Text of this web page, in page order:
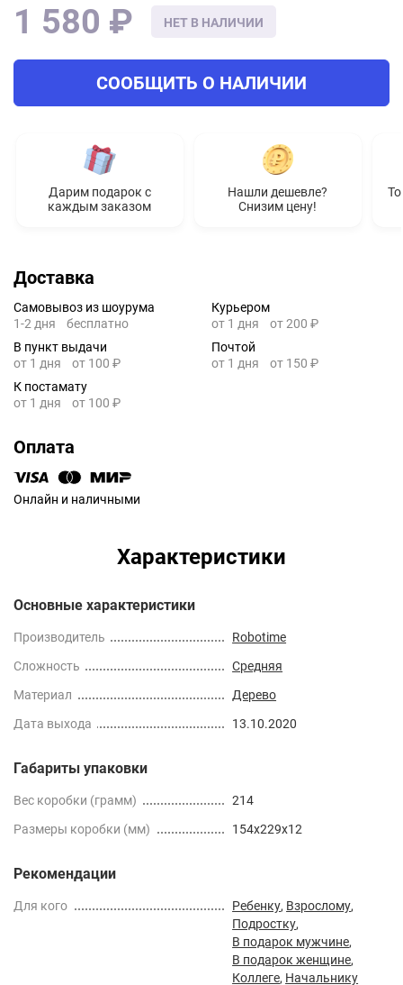
НЕТ В НАЛИЧИИ
1 580 ₽
СООБЩИТЬ О НАЛИЧИИ
Дарим подарок с
каждым заказом
Нашли дешевле?
Снизим цену!
Доставка
Самовывоз из шоурума
1-2 дня
бесплатно
Курьером
от 1 дня
от 200 ₽
В пункт выдачи
от 1 дня
от 100 ₽
Почтой
от 1 дня
от 150 ₽
К постамату
от 1 дня
от 100 ₽
Оплата
Онлайн и наличными
Характеристики
Основные характеристики
Производитель
Robotime
Сложность
Средняя
Материал
Дерево
Дата выхода
13.10.2020
Габариты упаковки
Вес коробки (грамм)
214
Размеры коробки (мм)
154x229x12
Рекомендации
Для кого Ребенку, Взрослому,
Подростку,
В подарок мужчине,
В подарок женщине,
Коллеге, Начальнику